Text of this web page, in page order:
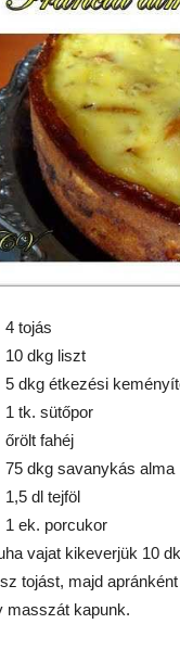
4 tojás
10 dkg liszt
5 dkg étkezési
1 tk. sütőpor
őrölt fahéj
75 dkg savanykás alma
1,5 dl tejföl
1 ek. porcukor
vajat kikeverjük 10
tojást, majd
masszát kapunk.